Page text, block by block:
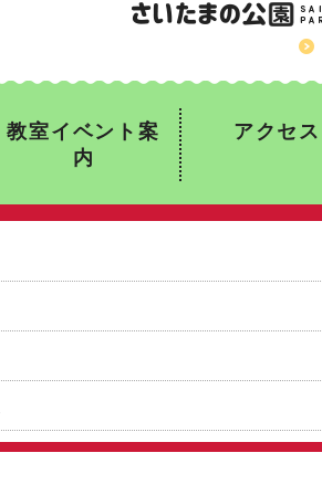
教室イベント案
内
アクセス